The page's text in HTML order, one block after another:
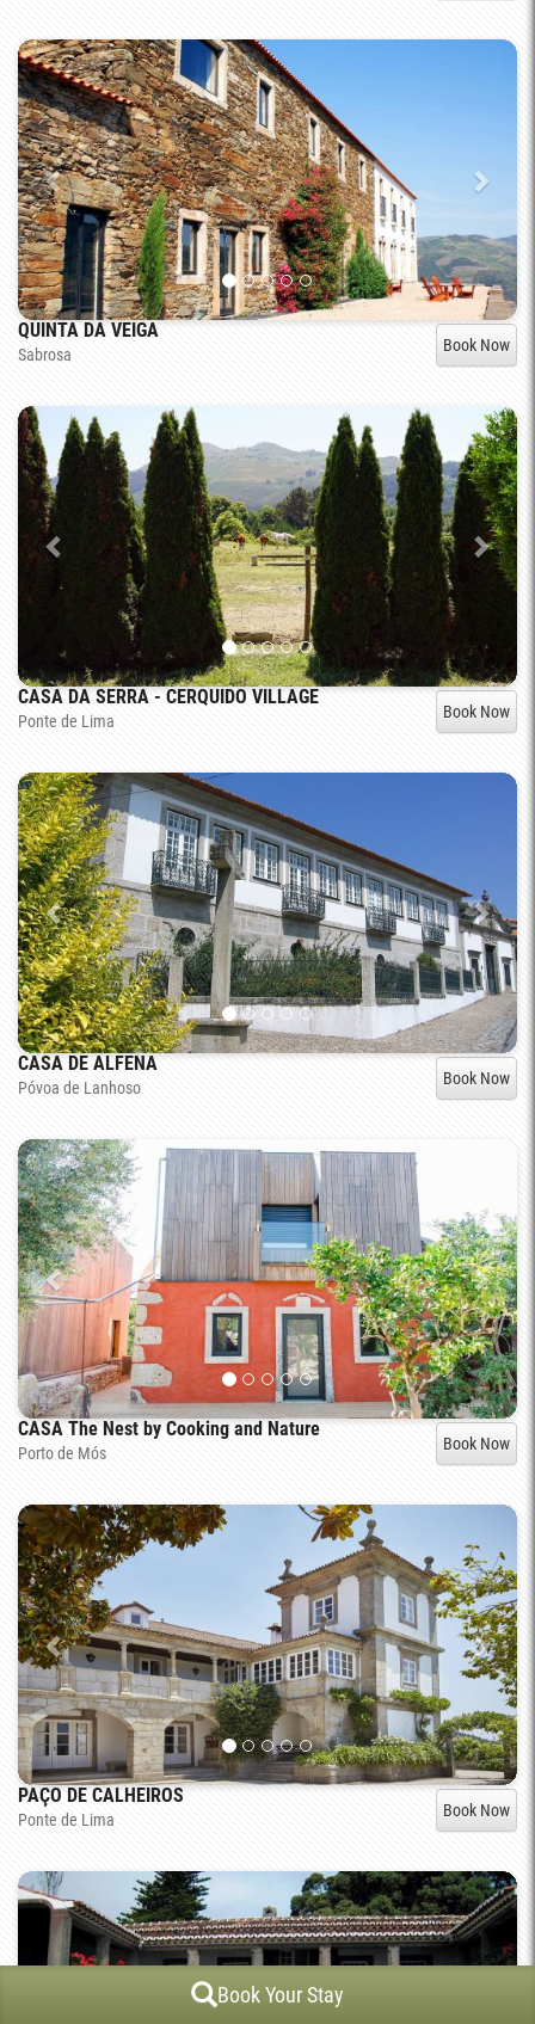
Book Your Stay
QUINTA DA VEIGA
Sabrosa Book Now
CASA DA SERRA - CERQUIDO VILLAGE
Ponte de Lima Book Now
CASA DE ALFENA
Póvoa de Lanhoso Book Now
CASA The Nest by Cooking and Nature
Porto de Mós Book Now
PAÇO DE CALHEIROS
Ponte de Lima Book Now